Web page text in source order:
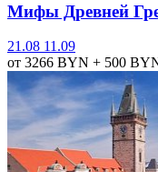
Мифы Древней
21.08 11.09
от 3266 BYN + 500